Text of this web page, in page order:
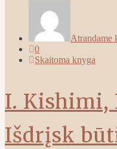
Atrandame
0
Skaitoma knyga
I. Kishimi,
Išdrįsk